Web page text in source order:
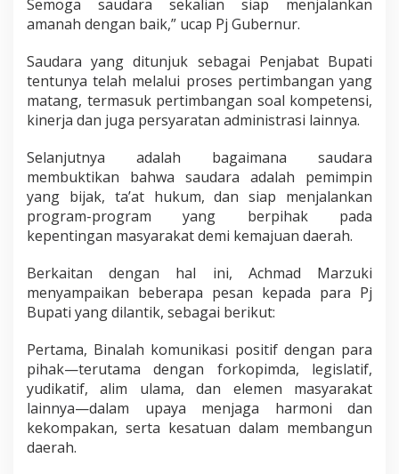
Semoga saudara sekalian siap menjalankan
amanah dengan baik,” ucap Pj Gubernur.
Saudara yang ditunjuk sebagai Penjabat Bupati
tentunya telah melalui proses pertimbangan yang
matang, termasuk pertimbangan soal kompetensi,
kinerja dan juga persyaratan administrasi lainnya.
Selanjutnya adalah bagaimana saudara
membuktikan bahwa saudara adalah pemimpin
yang bijak, ta’at hukum, dan siap menjalankan
program-program yang berpihak pada
kepentingan masyarakat demi kemajuan daerah.
Berkaitan dengan hal ini, Achmad Marzuki
menyampaikan beberapa pesan kepada para Pj
Bupati yang dilantik, sebagai berikut:
Pertama, Binalah komunikasi positif dengan para
pihak—terutama dengan forkopimda, legislatif,
yudikatif, alim ulama, dan elemen masyarakat
lainnya—dalam upaya menjaga harmoni dan
kekompakan, serta kesatuan dalam membangun
daerah.